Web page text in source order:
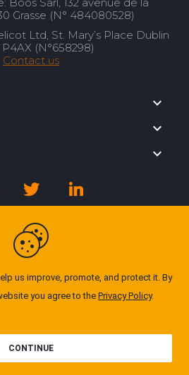
us improve, promote, and protect it. By
you agree to the Privacy Policy.
CONTINUE
Grasse (N° 484080528)
Ltd, St. Mary’s Place Dublin
P4AX (N°658298)
Contact us
rights reserved. ''All prices
exclude VAT.''
Agreement
Policy
Policy